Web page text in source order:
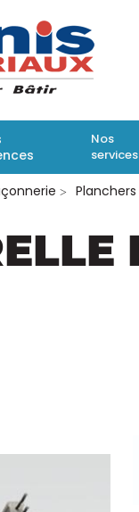
Nos
services